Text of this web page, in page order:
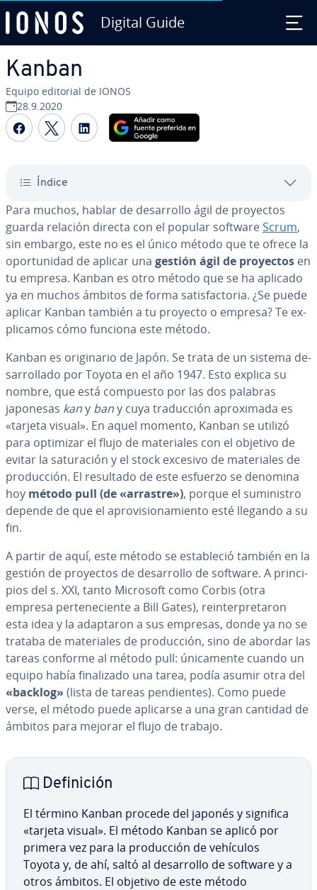
Digital Guide
Kanban
Equipo editorial de IONOS
28.9.2020
Compartir Facebook
Compartir Twitter
Compartir LinkedIn
Índice
Para muchos, hablar de de­sa­rro­llo ágil de proyectos
guarda relación directa con el popular softwareScrum,
sin embargo, este no es el único método que te ofrece la
opo­r­tu­ni­dad de aplicar una gestión ágil de proyectos en
tu empresa. Kanban es otro método que se ha aplicado
ya en muchos ámbitos de forma sa­ti­s­fa­c­to­ria. ¿Se puede
aplicar Kanban también a tu proyecto o empresa? Te ex­
pli­ca­mos cómo funciona este método.
Kanban es ori­gi­na­rio de Japón. Se trata de un sistema de­
sa­rro­lla­do por Toyota en el año 1947. Esto explica su
nombre, que está compuesto por las dos palabras
japonesas kany bany cuya tra­du­c­ción apro­xi­ma­da es
«tarjeta visual». En aquel momento, Kanban se utilizó
para optimizar el flujo de ma­te­ria­les con el objetivo de
evitar la sa­tu­ra­ción y el stock excesivo de ma­te­ria­les de
pro­du­c­ción. El resultado de este esfuerzo se denomina
hoy método pull (de «arrastre»), porque el su­mi­ni­s­tro
depende de que el apro­vi­sio­na­mie­n­to esté llegando a su
fin.
A partir de aquí, este método se es­ta­ble­ció también en la
gestión de proyectos de de­sa­rro­llo de software. A pri­n­ci­
pios del s. XXI, tanto Microsoft como Corbis (otra
empresa pe­r­te­ne­cie­n­te a Bill Gates), re­in­te­r­pre­ta­ron
esta idea y la adaptaron a sus empresas, donde ya no se
trataba de ma­te­ria­les de pro­du­c­ción, sino de abordar las
tareas conforme al método pull: úni­ca­me­n­te cuando un
equipo había fi­na­li­za­do una tarea, podía asumir otra del
«backlog» (lista de tareas pe­n­die­n­tes). Como puede
verse, el método puede aplicarse a una gran cantidad de
ámbitos para mejorar el flujo de trabajo.
De­fi­ni­ción
El término Kanban procede del japonés y significa
«tarjeta visual». El método Kanban se aplicó por
primera vez para la pro­du­c­ción de vehículos
Toyota y, de ahí, saltó al de­sa­rro­llo de software y a
otros ámbitos. El objetivo de este método